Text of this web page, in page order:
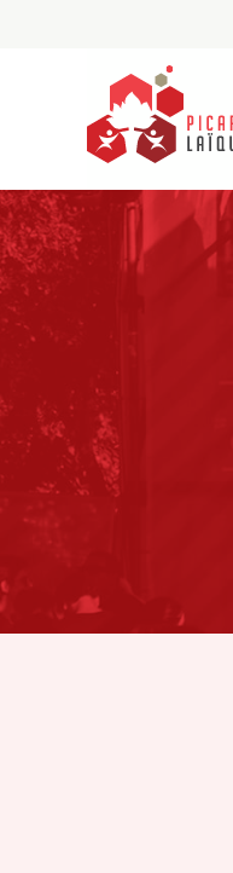
string(9) « actualite »